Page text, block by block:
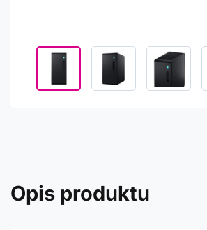
Opis produktu